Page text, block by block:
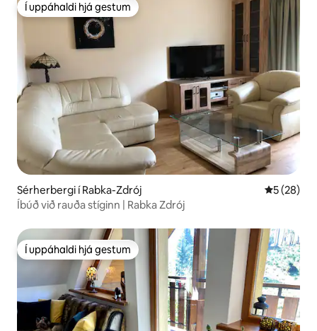
Í uppáhaldi hjá gestum
Í uppáhaldi hjá gestum
Sérherbergi í Rabka-Zdrój 5 af 5 í
5 (28)
Íbúð við rauða stíginn | Rabka Zdrój
Í uppáhaldi hjá gestum
Í uppáhaldi hjá gestum